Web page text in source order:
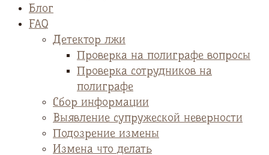
Блог
FAQ
Детектор лжи
Проверка на полиграфе вопросы
Проверка сотрудников на
полиграфе
Сбор информации
Выявление супружеской неверности
Подозрение измены
Измена что делать